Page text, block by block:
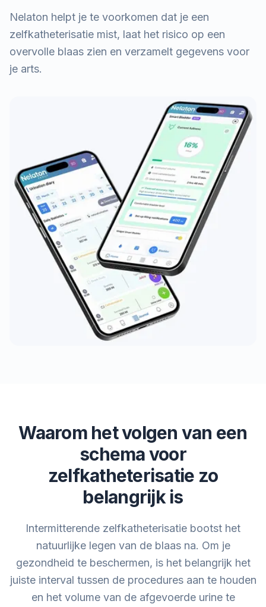
Nelaton helpt je te voorkomen dat je een
zelfkatheterisatie mist, laat het risico op een
overvolle blaas zien en verzamelt gegevens voor
je arts.
Waarom het volgen van een
schema voor
zelfkatheterisatie zo
belangrijk is
Intermitterende zelfkatheterisatie bootst het
natuurlijke legen van de blaas na. Om je
gezondheid te beschermen, is het belangrijk het
juiste interval tussen de procedures aan te houden
en het volume van de afgevoerde urine te